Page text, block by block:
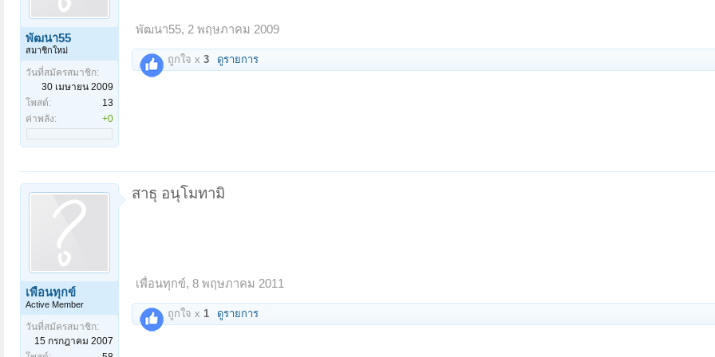
พัฒนา55
สมาชิกใหม่
วันที่สมัครสมาชิก:
30 เมษายน 2009
โพสต์:
13
ค่าพลัง:
+0
พัฒนา55, 2 พฤษภาคม 2009
ถูกใจ x 3 ดูรายการ
เพื่อนทุกข์
Active Member
วันที่สมัครสมาชิก:
15 กรกฎาคม 2007
สาธุ อนุโมทามิ
เพื่อนทุกข์, 8 พฤษภาคม 2011
ถูกใจ x 1 ดูรายการ